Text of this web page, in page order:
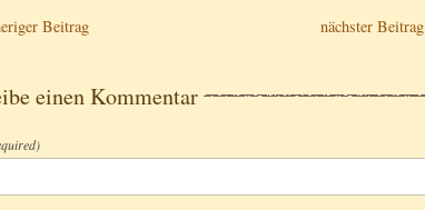
Beitrag nächster Beitrag
einen Kommentar